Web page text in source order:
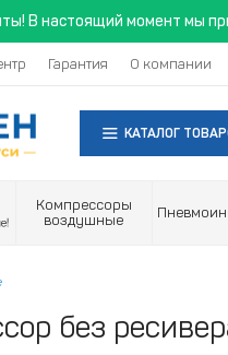
В настоящий момент мы
Гарантия О компании
КАТАЛОГ
Компрессоры
воздушные
без